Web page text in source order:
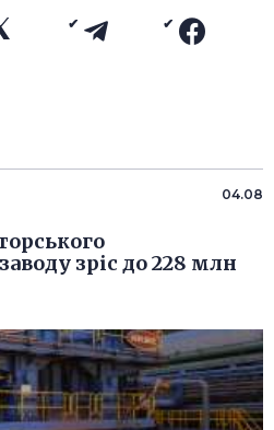
04.08
зріс до 228 млн